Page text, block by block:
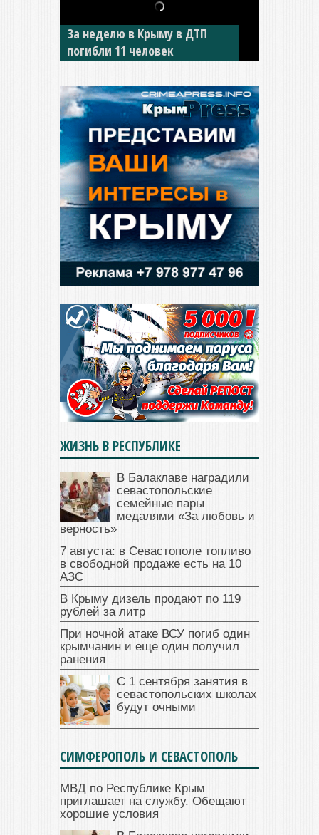
В Джанкое водитель ВАЗа
сбил двух детей на «зебре»
ЖИЗНЬ В РЕСПУБЛИКЕ
В Балаклаве наградили
севастопольские
семейные пары
медалями «За любовь и
верность»
7 августа: в Севастополе топливо
в свободной продаже есть на 10
АЗС
В Крыму дизель продают по 119
рублей за литр
При ночной атаке ВСУ погиб один
крымчанин и еще один получил
ранения
С 1 сентября занятия в
севастопольских школах
будут очными
СИМФЕРОПОЛЬ И СЕВАСТОПОЛЬ
МВД по Республике Крым
приглашает на службу. Обещают
хорошие условия